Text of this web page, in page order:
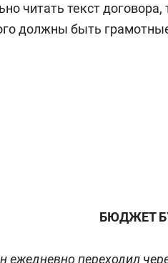
читать текст
должны быть
БЮДЖЕТ
ежедневно переходил